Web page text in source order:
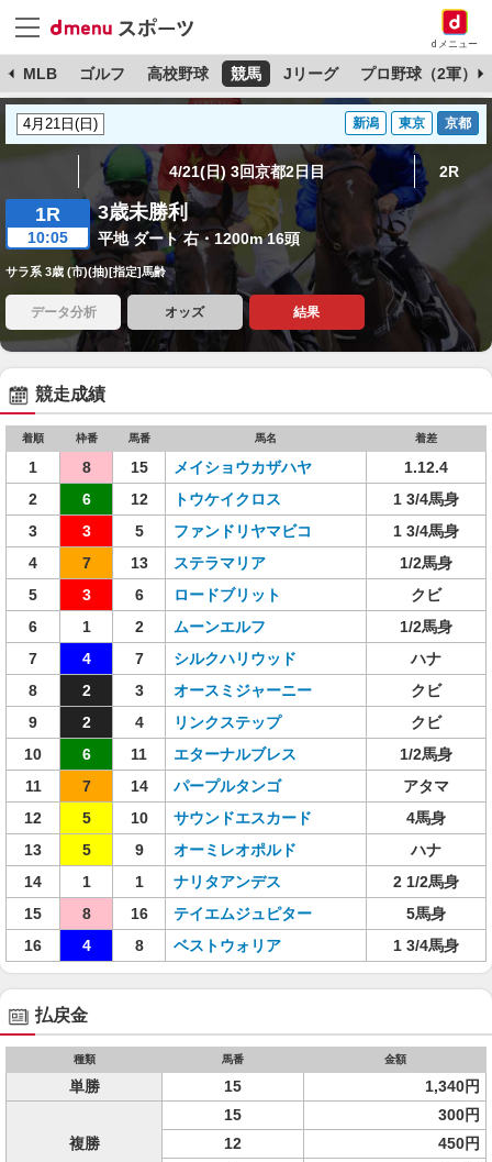
dメニュー
MLB ゴルフ 高校野球 競馬 Jリーグ プロ野球（2軍）
新潟 東京 京都
4/21(日) 3回京都2日目 2R
1R
10:05
3歳未勝利
平地 ダート 右・1200m 16頭
サラ系 3歳 (市)(抽)[指定]馬齢
データ分析 オッズ 結果
競走成績
着順 枠番 馬番 馬名 着差
1 8 15 メイショウカザハヤ
1.12.4
2
6 12 トウケイクロス
1 3/4馬身
3
3 5 ファンドリヤマビコ
1 3/4馬身
4
7 13 ステラマリア
1/2馬身
5
3 6 ロードブリット
クビ
6
1 2 ムーンエルフ
1/2馬身
7
4 7 シルクハリウッド
ハナ
8
2 3 オースミジャーニー
クビ
9
2 4 リンクステップ
クビ
10
6 11 エターナルブレス
1/2馬身
11
7 14 パープルタンゴ
アタマ
12
5 10 サウンドエスカード
4馬身
13
5 9 オーミレオポルド
ハナ
14
1 1 ナリタアンデス
2 1/2馬身
15
8 16 テイエムジュピター
5馬身
16
4 8 ベストウォリア 1 3/4馬身
払戻金
種類 馬番 金額
単勝 15 1,340円
複勝
15
300円
12
450円